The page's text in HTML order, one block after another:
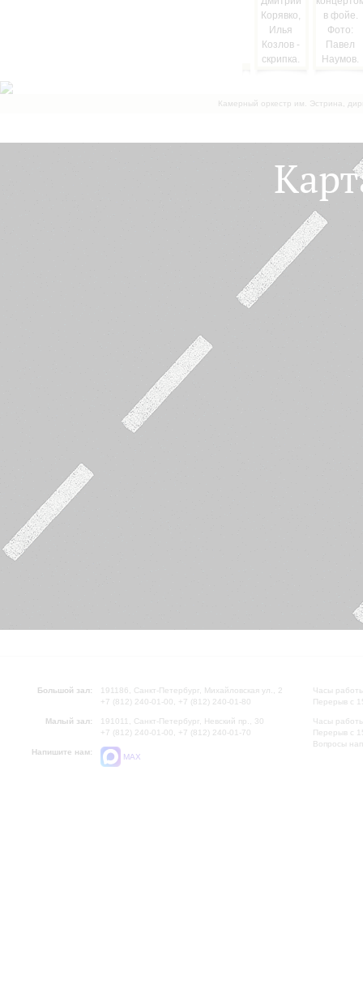
Камерный оркестр им. Эстрина,
Большой зал:
191186, Санкт-Петербург, Михайловская ул., 2
+7 (812) 240-01-00, +7 (812) 240-01-80
Малый зал:
191011, Санкт-Петербург, Невский пр., 30
+7 (812) 240-01-00, +7 (812) 240-01-70
Напишите нам:
MAX
Часы
Перерыв с
Часы
Перерыв с
Вопросы